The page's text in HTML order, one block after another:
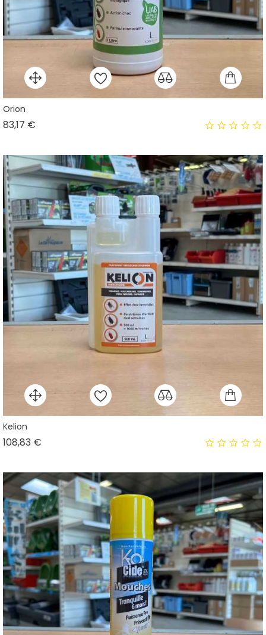
Orion
83,17 €
Kelion
108,83 €